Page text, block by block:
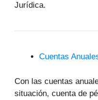
Jurídica.
Cuentas
Con las cuentas
situación, cuenta de